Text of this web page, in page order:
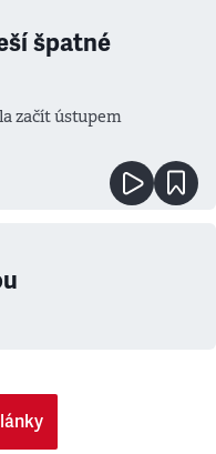
špatné
začít ústupem